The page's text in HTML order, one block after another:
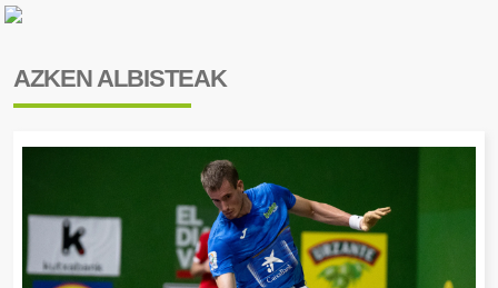
AZKEN ALBISTEAK